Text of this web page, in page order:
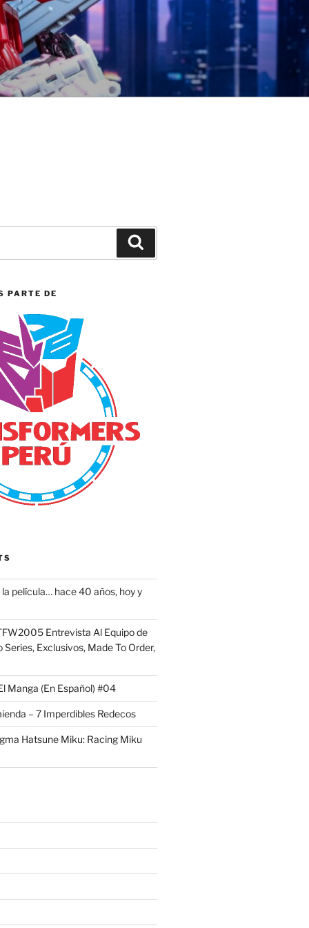
PARTE DE
película… hace 40 años, hoy y
Entrevista Al Equipo de
Series, Exclusivos, Made To Order,
Manga (En Español) #04
– 7 Imperdibles Redecos
Hatsune Miku: Racing Miku